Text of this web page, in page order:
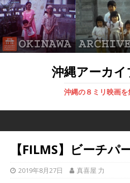
沖縄アーカ
沖縄の８ミリ映画を
【FILMS】ビーチパ
2019年8月27日 真喜屋 力